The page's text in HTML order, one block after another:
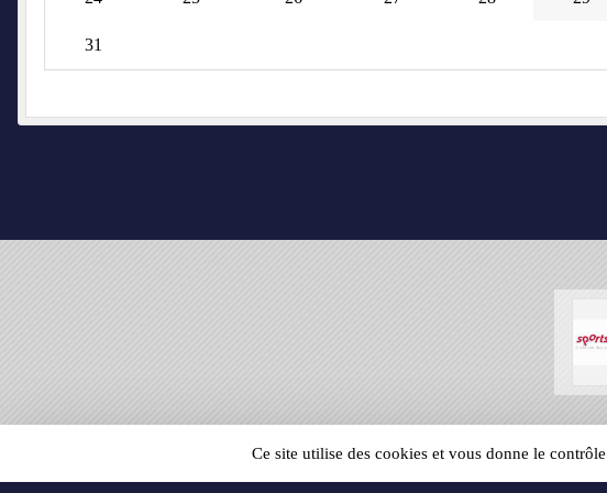
31
REGIONSCe site utilise des cookies et vous donne le